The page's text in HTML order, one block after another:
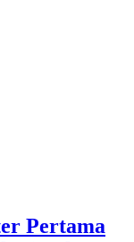
Pertama